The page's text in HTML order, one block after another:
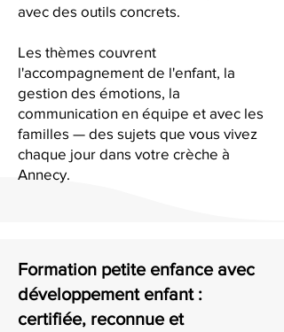
avec des outils concrets.
Les thèmes couvrent
l'accompagnement de l'enfant, la
gestion des émotions, la
communication en équipe et avec les
familles — des sujets que vous vivez
chaque jour dans votre crèche à
Annecy.
Formation petite enfance avec
développement enfant :
certifiée, reconnue et